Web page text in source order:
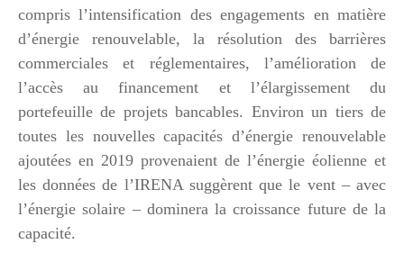
compris l’intensification des engagements en matière
d’énergie renouvelable, la résolution des barrières
commerciales et réglementaires, l’amélioration de
l’accès au financement et l’élargissement du
portefeuille de projets bancables. Environ un tiers de
toutes les nouvelles capacités d’énergie renouvelable
ajoutées en 2019 provenaient de l’énergie éolienne et
les données de l’IRENA suggèrent que le vent – avec
l’énergie solaire – dominera la croissance future de la
capacité.